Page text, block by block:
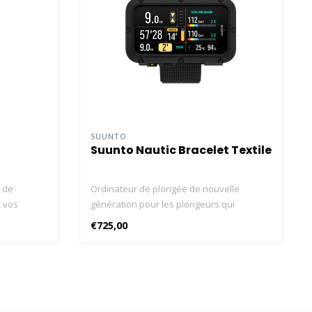
vos
SUUNTO
Suunto Nautic Bracelet Textile
Ordinateur de plongée de nouvelle
génération pour les plongeurs qui
apprécient chaque instant sous l’eau
€725,00